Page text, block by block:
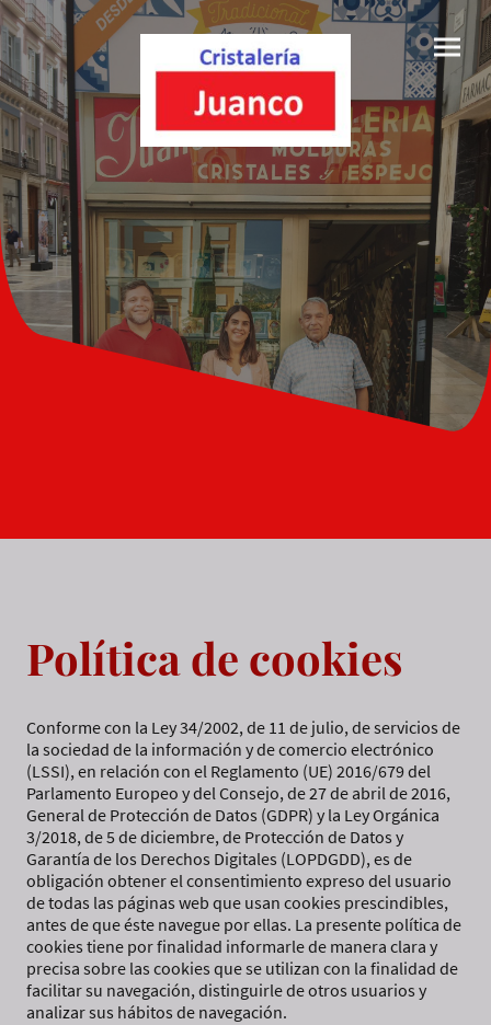
Política de cookies
Conforme con la Ley 34/2002, de 11 de julio, de servicios de
la sociedad de la información y de comercio electrónico
(LSSI), en relación con el Reglamento (UE) 2016/679 del
Parlamento Europeo y del Consejo, de 27 de abril de 2016,
General de Protección de Datos (GDPR) y la Ley Orgánica
3/2018, de 5 de diciembre, de Protección de Datos y
Garantía de los Derechos Digitales (LOPDGDD), es de
obligación obtener el consentimiento expreso del usuario
de todas las páginas web que usan cookies prescindibles,
antes de que éste navegue por ellas. La presente política de
cookies tiene por finalidad informarle de manera clara y
precisa sobre las cookies que se utilizan con la finalidad de
facilitar su navegación, distinguirle de otros usuarios y
analizar sus hábitos de navegación.